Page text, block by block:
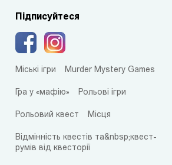
Підписуйтеся
Міські ігри Murder Mystery Games
Гра у «мафію» Рольові ігри
Рольовий квест Місця
Відмінність квестів та&nbsp;квест-
румів від квесторії